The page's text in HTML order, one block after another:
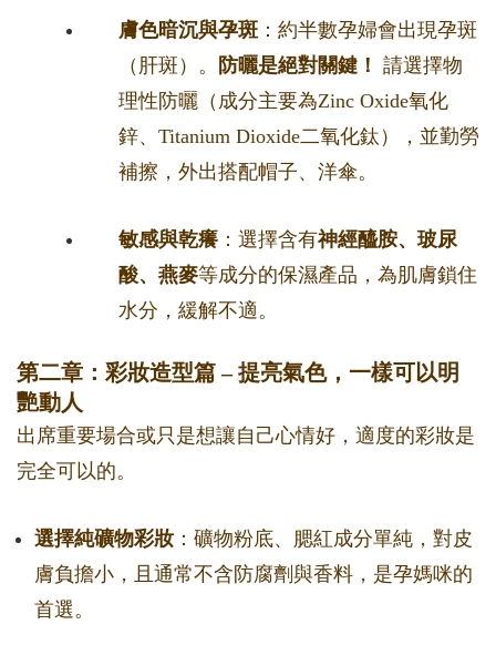
膚色暗沉與孕斑 ：約半數孕婦會出現孕斑
（肝斑）。
防曬是絕對關鍵！ 請選擇物
理性防曬（成分主要為Zinc Oxide氧化
鋅、Titanium Dioxide二氧化鈦），並勤勞
補擦，外出搭配帽子、洋傘。
敏感與乾癢 ：選擇含有神經醯胺、玻尿
酸、燕麥等成分的保濕產品，為肌膚鎖住
水分，緩解不適。
第二章：彩妝造型篇 – 提亮氣色，一樣可以明
艷動人
出席重要場合或只是想讓自己心情好，適度的彩妝是
完全可以的。
選擇純礦物彩妝 ：礦物粉底、腮紅成分單純，對皮
膚負擔小，且通常不含防腐劑與香料，是孕媽咪的
首選。